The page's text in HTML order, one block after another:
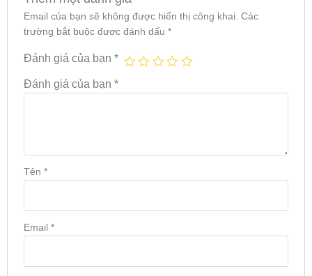
Email của bạn sẽ không được hiển thị công khai. Các
trường bắt buộc được đánh dấu *
Đánh giá của bạn *
Đánh giá của bạn *
Tên *
Email *